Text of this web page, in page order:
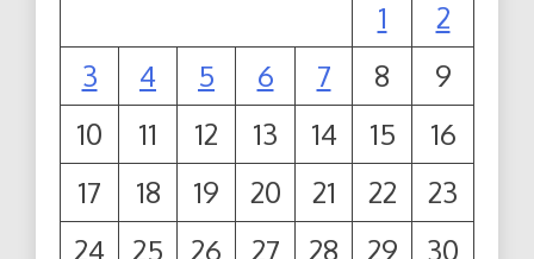
1
2
3
4 5 6 7 8
9
10
11 12 13 14 15
16
17
18 19 20 21 22
23
24
25 26 27 28 29
30